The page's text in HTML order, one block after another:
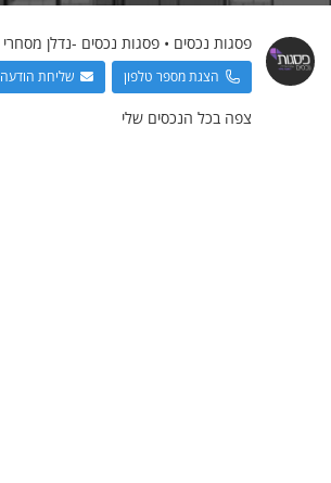
פסגות נכסים • פסגות נכסים -נדלן מסחרי
הצגת מספר טלפון שליחת הודעה
צפה בכל הנכסים שלי